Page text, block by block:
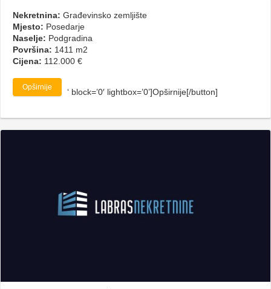
Nekretnina: Građevinsko zemljište
Mjesto: Posedarje
Naselje: Podgradina
Površina: 1411 m2
Cijena: 112.000 €
Opširnije ‘ block=’0′ lightbox=’0’]Opširnije[/button]